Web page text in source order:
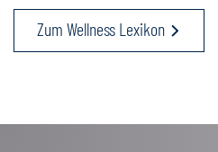
Zum Wellness Lexikon